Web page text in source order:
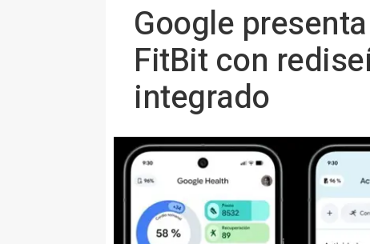
Google
FitBit con
integrado